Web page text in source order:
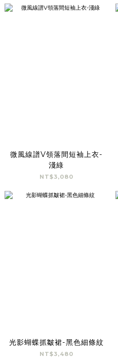
微風線譜V領落間短袖上衣-
淺綠
NT$3,080
光影蝴蝶抓皺裙-黑色細條紋
NT$3,480